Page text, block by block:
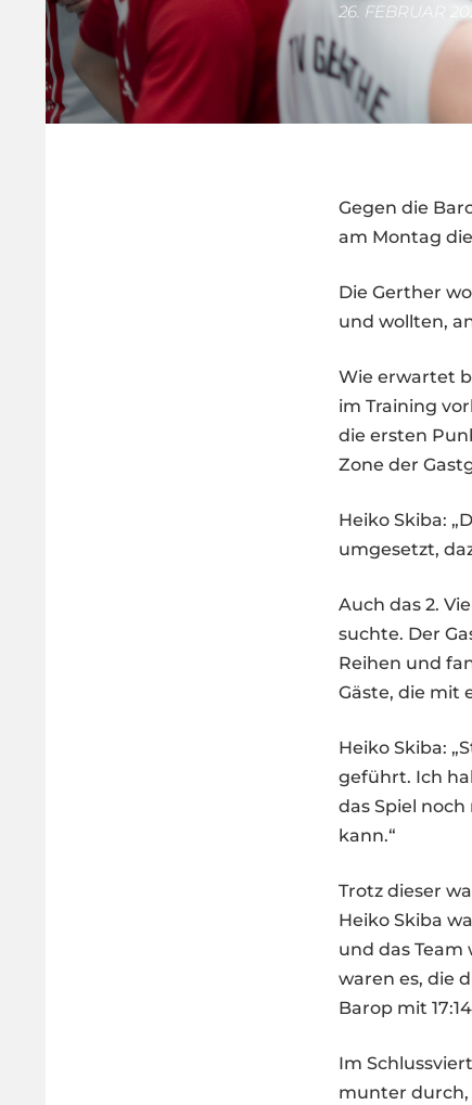
26. FEBRUAR
Gegen die
am Montag
Die Gerther
und wollten,
Wie erwartet
im Training
die ersten
Zone der
Heiko Skiba:
umgesetzt,
Auch das 2.
suchte. Der
Reihen und
Gäste, die mit
Heiko Skiba:
geführt. Ich
das Spiel
kann.“
Trotz dieser
Heiko Skiba
und das
waren es, die
Barop mit
Im
munter durch,